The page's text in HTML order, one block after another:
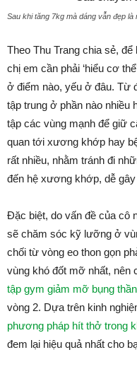
Sau khi tăng 7kg mà dáng vẫn đẹp
Theo Thu Trang chia sẻ,
chị em cần phải ‘hiểu cơ
ở điểm nào, yếu ở đâu. Từ
tập trung ở phần nào nhiều
tập các vùng mạnh để giữ
quan tới xương khớp hay
rất nhiều, nhằm tránh đi
đến hệ xương khớp, dễ
Đặc biệt, do vấn đề của cô
sẽ chăm sóc kỹ lưỡng ở
chối từ vòng eo thon gọn
vùng khó đốt mỡ nhất, nên
tập gym giảm mỡ bụng
vòng 2. Dựa trên kinh
phương pháp hít thở trong
đem lại hiệu quả nhất cho